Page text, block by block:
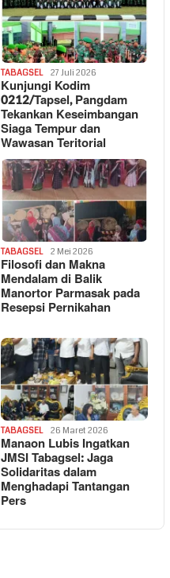
TABAGSEL 27 Juli 2026
Kunjungi Kodim
0212/Tapsel, Pangdam
Tekankan Keseimbangan
Siaga Tempur dan
Wawasan Teritorial
TABAGSEL 2 Mei 2026
Filosofi dan Makna
Mendalam di Balik
Manortor Parmasak pada
Resepsi Pernikahan
TABAGSEL 26 Maret 2026
Manaon Lubis Ingatkan
JMSI Tabagsel: Jaga
Solidaritas dalam
Menghadapi Tantangan
Pers